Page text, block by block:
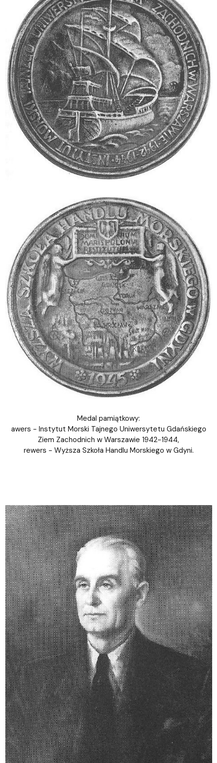
Medal pamiątkowy:
awers - Instytut Morski Tajnego Uniwersytetu Gdańskiego
Ziem Zachodnich w Warszawie 1942-1944,
rewers - Wyższa Szkoła Handlu Morskiego w Gdyni.